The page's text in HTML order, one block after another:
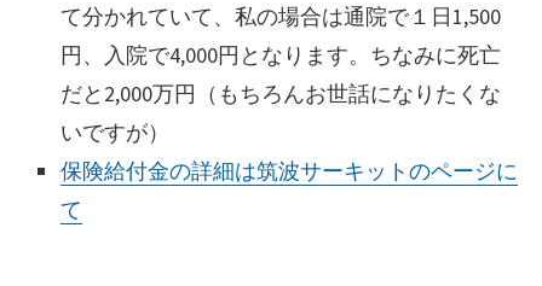
て分かれていて、私の場合は通院で１日1,500
円、入院で4,000円となります。ちなみに死亡
だと2,000万円（もちろんお世話になりたくな
いですが）
保険給付金の詳細は筑波サーキットのページに
て